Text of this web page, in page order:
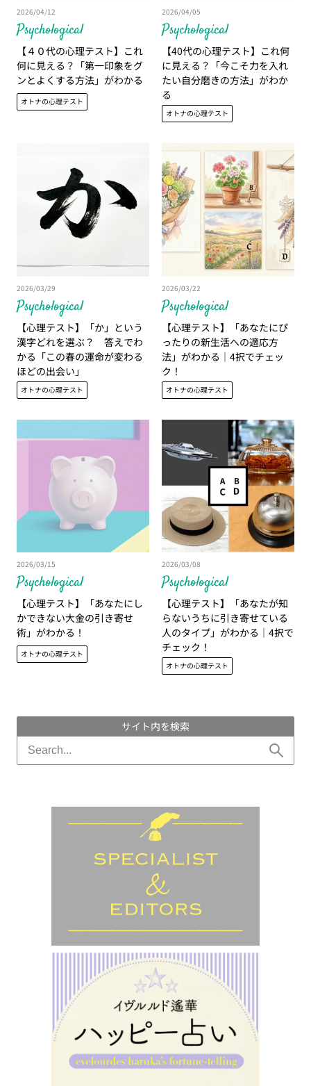
Psychological
2026/04/12
【４０代の心理テスト】これ
何に見える？「第一印象をグ
ンとよくする方法」がわかる
オトナの心理テスト
Psychological
2026/04/05
【40代の心理テスト】これ何
に見える？「今こそ力を入れ
たい自分磨きの方法」がわか
る
オトナの心理テスト
Psychological
2026/03/29
【心理テスト】「か」という
漢字どれを選ぶ？ 答えでわ
かる「この春の運命が変わる
ほどの出会い」
オトナの心理テスト
Psychological
2026/03/22
【心理テスト】「あなたにぴ
ったりの新生活への適応方
法」がわかる｜4択でチェッ
ク！
オトナの心理テスト
Psychological
2026/03/15
【心理テスト】「あなたにし
かできない大金の引き寄せ
術」がわかる！
オトナの心理テスト
Psychological
2026/03/08
【心理テスト】「あなたが知
らないうちに引き寄せている
人のタイプ」がわかる｜4択で
チェック！
オトナの心理テスト
サイト内を検索